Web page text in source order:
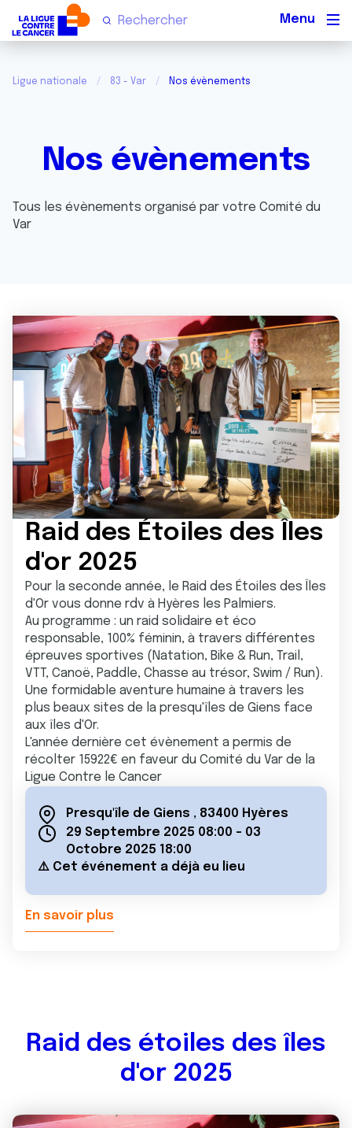
Ligue nationale 83 - Var Nos évènements
Nos évènements
Tous les évènements organisé par votre Comité du
Var
Raid des Étoiles des Îles
d'or 2025
Pour la seconde année, le Raid des Étoiles des Îles
d'Or vous donne rdv à Hyères les Palmiers.
Au programme : un raid solidaire et éco
responsable, 100% féminin, à travers différentes
épreuves sportives (Natation, Bike & Run, Trail,
VTT, Canoë, Paddle, Chasse au trésor, Swim / Run).
Une formidable aventure humaine à travers les
plus beaux sites de la presqu'îles de Giens face
aux îles d'Or.
L'année dernière cet évènement a permis de
récolter 15922€ en faveur du Comité du Var de la
Ligue Contre le Cancer
Presqu'île de Giens , 83400 Hyères
29 Septembre 2025 08:00 - 03
Octobre 2025 18:00
⚠️ Cet événement a déjà eu lieu
En savoir plus
Raid des étoiles des îles
d'or 2025